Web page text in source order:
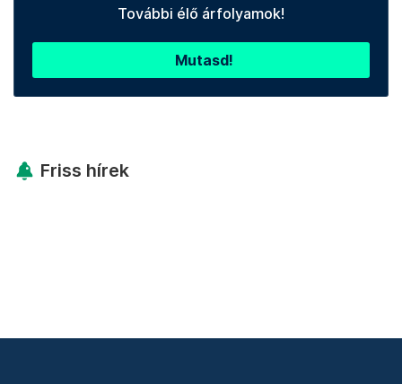
További élő árfolyamok!
Mutasd!
Friss hírek